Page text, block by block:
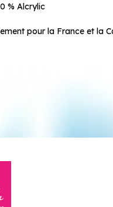
% Alcrylic
pour la France et la